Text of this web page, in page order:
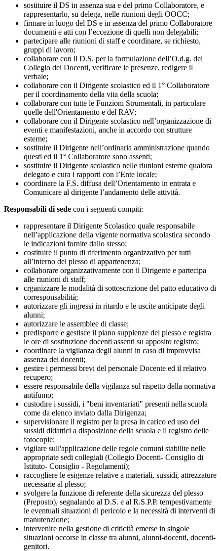
sostituire il DS in assenza sua e del primo Collaboratore, e
rappresentarlo, su delega, nelle riunioni degli OOCC;
firmare in luogo del DS e in assenza del primo Collaboratore
documenti e atti con l’eccezione di quelli non delegabili;
partecipare alle riunioni di staff e coordinare, se richiesto,
gruppi di lavoro;
collaborare con il D.S. per la formulazione dell’O.d.g. del
Collegio dei Docenti, verificare le presenze, redigere il
verbale;
collaborare con il Dirigente scolastico ed il 1° Collaboratore
per il coordinamento della vita della scuola;
collaborare con tutte le Funzioni Strumentali, in particolare
quelle dell'Orientamento e del RAV;
collaborare con il Dirigente scolastico nell’organizzazione di
eventi e manifestazioni, anche in accordo con strutture
esterne;
sostituire il Dirigente nell’ordinaria amministrazione quando
questi ed il 1° Collaboratore sono assenti;
sostituire il Dirigente scolastico nelle riunioni esterne qualora
delegato e cura i rapporti con l’Ente locale;
coordinare la F.S. diffusa dell’Orientamento in entrata e
Comunicare al dirigente l’andamento delle attività.
Responsabili di sede con i seguenti compiti:
rappresentare il Dirigente Scolastico quale responsabile
nell’applicazione della vigente normativa scolastica secondo
le indicazioni fornite dallo stesso;
costituire il punto di riferimento organizzativo per tutti
all’interno del plesso di appartenenza;
collaborare organizzativamente con il Dirigente e partecipa
alle riunioni di staff;
crganizzare le modalità di sottoscrizione del patto educativo di
corresponsabilità;
autorizzare gli ingressi in ritardo e le uscite anticipate degli
alunni;
autorizzare le assemblee di classe;
predisporre e gestisce il piano supplenze del plesso e registra
le ore di sostituzione docenti assenti su apposito registro;
coordinare la vigilanza degli alunni in caso di improvvisa
assenza dei docenti;
gestire i permessi brevi del personale Docente ed il relativo
recupero;
essere responsabile della vigilanza sul rispetto della normativa
antifumo;
custodire i sussidi, i "beni inventariati" presenti nella scuola
come da elenco inviato dalla Dirigenza;
supervisionare il registro per la presa in carico ed uso dei
sussidi didattici a disposizione della scuola e il registro delle
fotocopie;
vigilare sull'applicazione delle regole comuni stabilite nelle
appropriate sedi collegiali (Collegio Docenti- Consiglio di
Istituto- Consiglio - Regolamenti);
raccogliere le esigenze relative a materiali, sussidi, attrezzature
necessarie al plesso;
svolgere la funzione di referente della sicurezza del plesso
(Preposto), segnalando al D.S. e al R.S.P.P. tempestivamente
le eventuali situazioni di pericolo e la necessità di interventi di
manutenzione;
intervenire nella gestione di criticità emerse in singole
situazioni occorse in classe tra alunni, alunni-docenti, docenti-
genitori.